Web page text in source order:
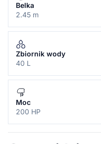
Belka
2.45 m
Zbiornik wody
40 L
Moc
200 HP